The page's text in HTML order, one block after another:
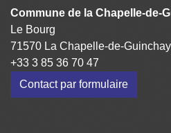
Commune de la Chapelle-de-
Le Bourg
71570 La Chapelle-de-
+33 3 85 36 70 47
Contact par formulaire